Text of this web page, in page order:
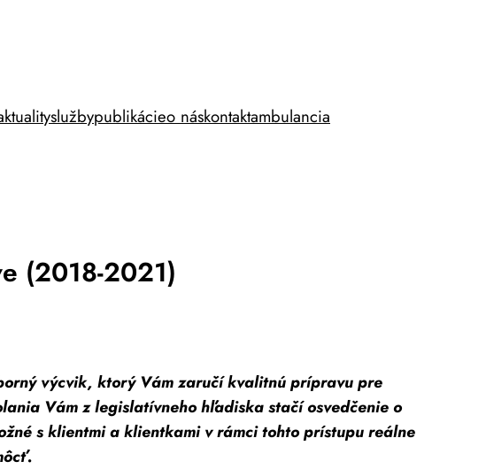
službypublikácieo náskontaktambulancia
(2018-2021)
výcvik, ktorý Vám zaručí kvalitnú prípravu pre
Vám z legislatívneho hľadiska stačí osvedčenie o
s klientmi a klientkami v rámci tohto prístupu reálne